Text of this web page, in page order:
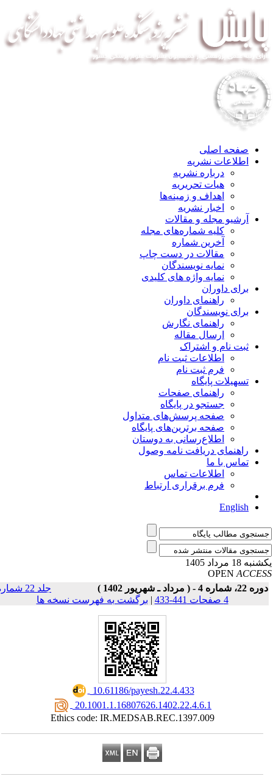
صفحه اصلی
اطلاعات نشریه
درباره نشریه
هیات تحریریه
اهداف و زمینه‌ها
اخبار نشریه
آرشیو مجله و مقالات
کلیه شماره‌های مجله
آخرین شماره
مقالات در دست چاپ
نمایه نویسندگان
نمایه واژه های کلیدی
برای داوران
راهنمای داوران
برای نویسندگان
راهنمای نگارش
ارسال مقاله
ثبت نام و اشتراک
اطلاعات ثبت نام
فرم ثبت نام
تسهیلات پایگاه
راهنمای صفحات
جستجو در پایگاه
صفحه پرسش‌های متداول
صفحه برترین‌های پایگاه
اطلاع‌رسانی به دوستان
راهنمای دریافت نامه وصول
تماس با ما
اطلاعات تماس
فرم برقراری ارتباط
English
18 مرداد 1405
OPEN
شماره 4 - ( مرداد ـ شهریور 1402 )
جلد 22 شماره
|برگشت به فهرست نسخه ها
‎ 10.61186/payesh.22.4.433
‎ 20.1001.1.16807626.1402.22.4.6.1
Ethics code: IR.MEDSAB.REC.1397.009